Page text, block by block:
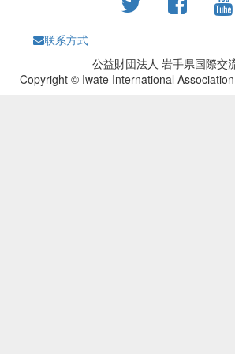
联系方式
公益財団法人 岩手県国際交
Copyright © Iwate International